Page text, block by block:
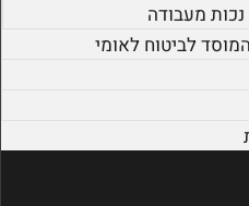
מעבודה
לביטוח לאומי